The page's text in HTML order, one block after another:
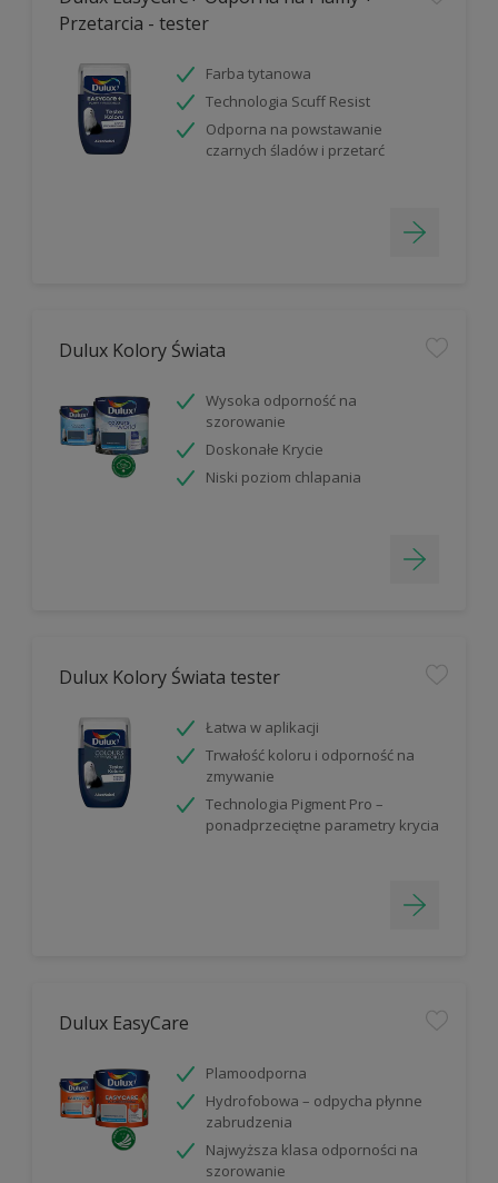
Przetarcia - tester
Farba tytanowa
Technologia Scuff Resist
Odporna na powstawanie
czarnych śladów i przetarć
Dulux Kolory Świata
Wysoka odporność na
szorowanie
Doskonałe Krycie
Niski poziom chlapania
Dulux Kolory Świata tester
Łatwa w aplikacji
Trwałość koloru i odporność na
zmywanie
Technologia Pigment Pro –
ponadprzeciętne parametry krycia
Dulux EasyCare
Plamoodporna
Hydrofobowa – odpycha płynne
zabrudzenia
Najwyższa klasa odporności na
szorowanie